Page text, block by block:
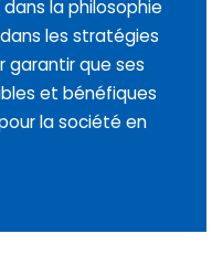
la philosophie
les stratégies
garantir que ses
et bénéfiques
la société en